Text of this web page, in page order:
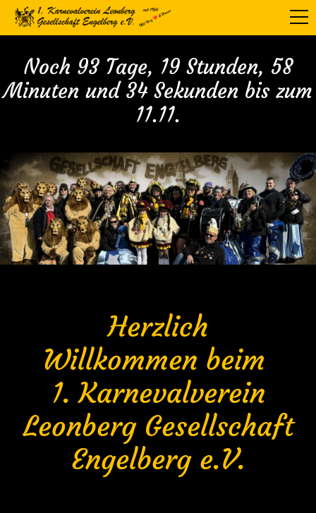
Noch 93 Tage, 19 Stunden, 58
Minuten und 32 Sekunden bis zum
11.11.
Herzlich
Willkommen beim
1. Karnevalverein
Leonberg Gesellschaft
Engelberg e.V.